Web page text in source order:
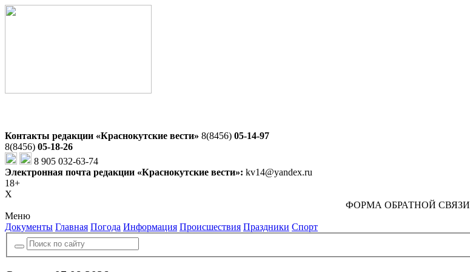
Контакты редакции «Краснокутские вести» 8(8456) 05-14-97
8(8456) 05-18-26
8 905 032-63-74
Электронная почта редакции «Краснокутские вести»: kv14@yandex.ru
18+
X
ФОРМА ОБРАТНОЙ СВЯЗИ
Меню
Документы Главная Погода Информация Происшествия Праздники Спорт